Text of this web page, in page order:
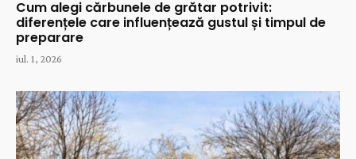
Cum alegi cărbunele de grătar potrivit:
diferențele care influențează gustul și timpul de
preparare
iul. 1, 2026